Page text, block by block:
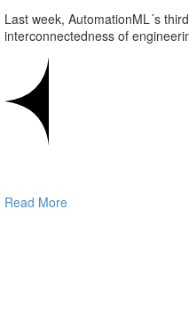
Last week, AutomationML´s
interconnectedness of
Read More